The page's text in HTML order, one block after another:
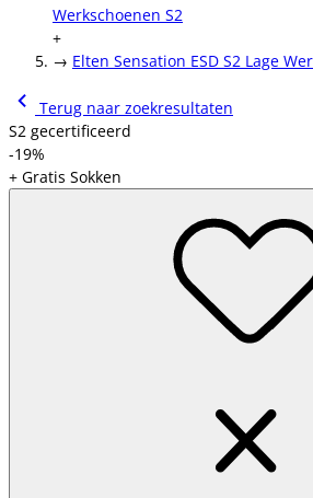
Werkschoenen S2
+
→ Elten Sensation ESD S2 Lage
Terug naar zoekresultaten
S2 gecertificeerd
-19%
+ Gratis Sokken